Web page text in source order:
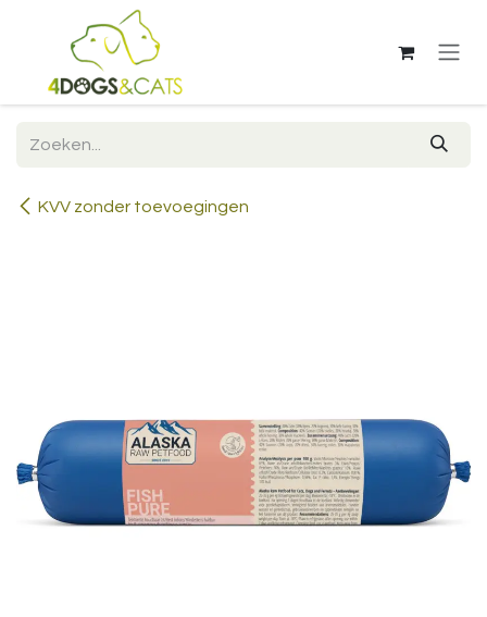
Overslaan naar inhoud
KVV zonder toevoegingen